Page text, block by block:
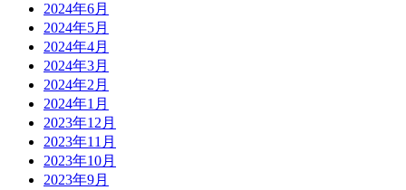
2024年6月
2024年5月
2024年4月
2024年3月
2024年2月
2024年1月
2023年12月
2023年11月
2023年10月
2023年9月